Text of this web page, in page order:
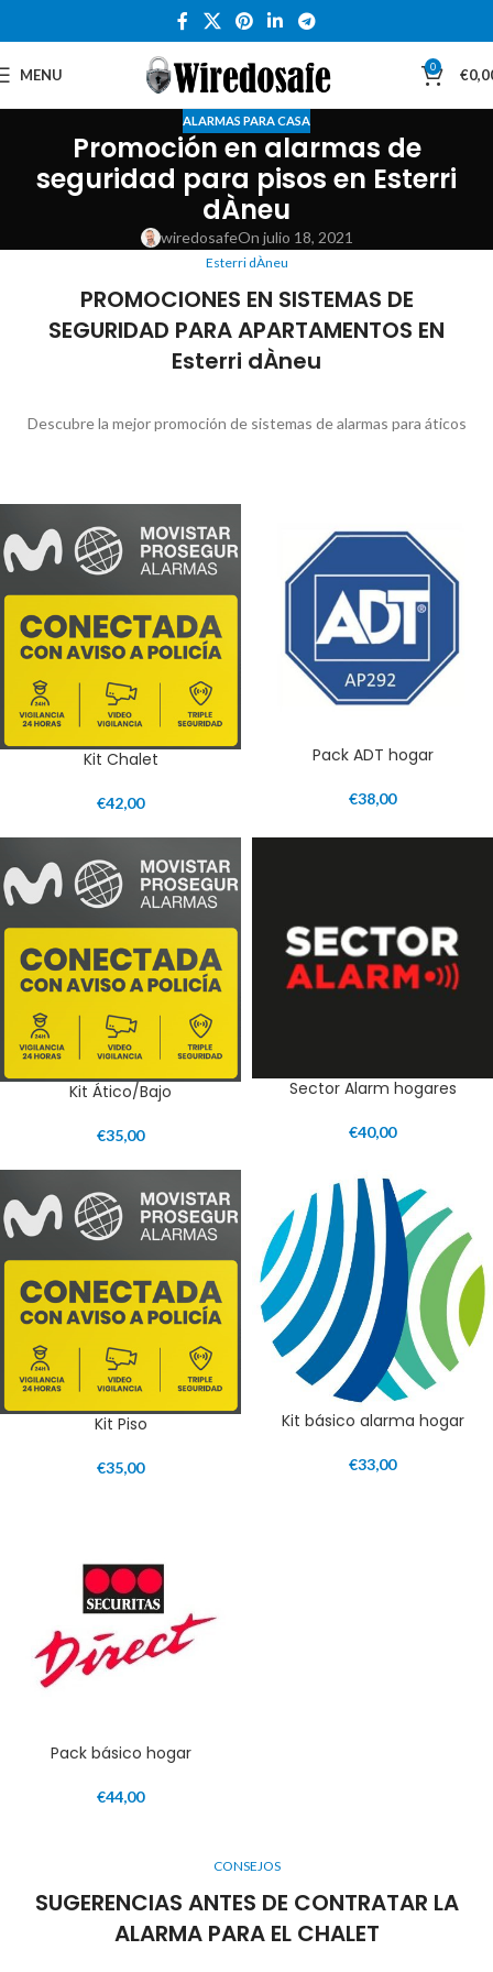
MENU 0 €
ALARMAS PARA CASA
Promoción en alarmas de
seguridad para pisos en Esterri
dÀneu
wiredosafeOn julio 18, 2021
Esterri dÀneu
PROMOCIONES EN SISTEMAS DE
SEGURIDAD PARA APARTAMENTOS EN
Esterri dÀneu
Descubre la mejor promoción de sistemas de alarmas para áticos
Kit Chalet
€42,00
Pack ADT hogar
€38,00
Kit Ático/Bajo
€35,00
Sector Alarm hogares
€40,00
Kit Piso
€35,00
Kit básico alarma hogar
€33,00
Pack básico hogar
€44,00
CONSEJOS
SUGERENCIAS ANTES DE CONTRATAR LA
ALARMA PARA EL CHALET